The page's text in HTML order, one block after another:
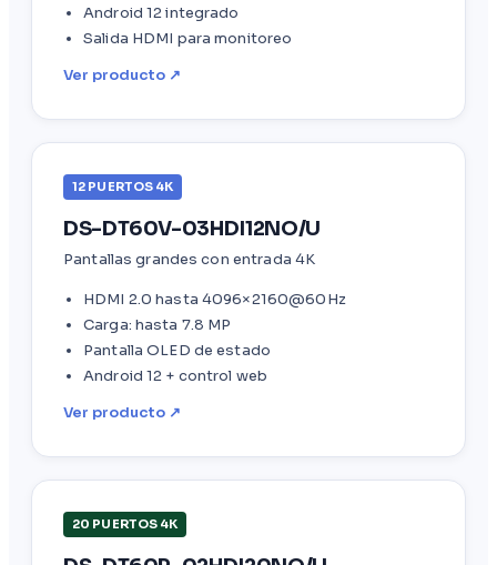
Android 12 integrado
Salida HDMI para monitoreo
Ver producto ↗
12 PUERTOS 4K
DS-DT60V-03HDI12NO/U
Pantallas grandes con entrada 4K
HDMI 2.0 hasta 4096×2160@60Hz
Carga: hasta 7.8 MP
Pantalla OLED de estado
Android 12 + control web
Ver producto ↗
20 PUERTOS 4K